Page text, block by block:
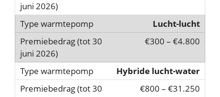
Lucht-lucht
€300 – €4.800
Hybride lucht-water
€800 – €31.250